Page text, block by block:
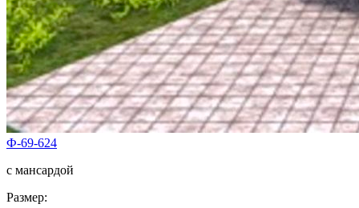
Ф-69-624
с мансардой
Размер: